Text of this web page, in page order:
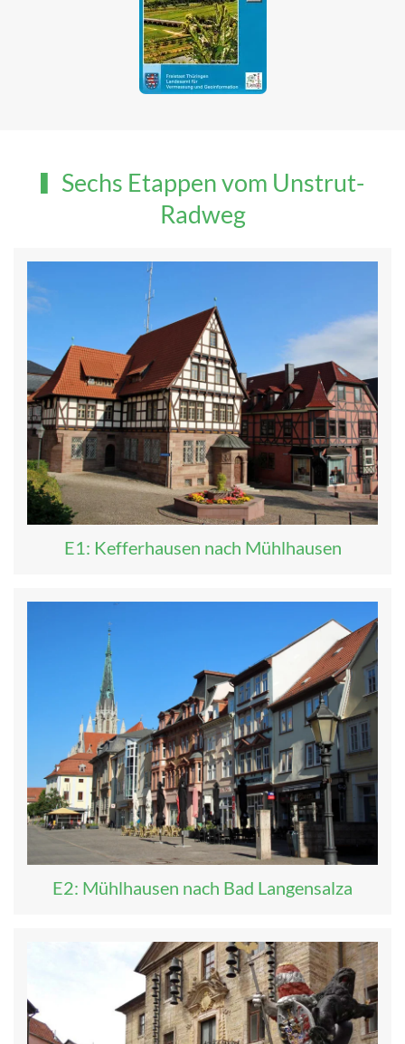
Sechs Etappen vom Unstrut-
Radweg
E1: Kefferhausen nach Mühlhausen
E2: Mühlhausen nach Bad Langensalza